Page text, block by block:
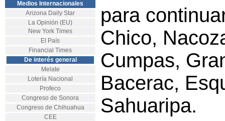
Medios Internacionales
Arizona Daily Star
La Opinión (EU)
New York Times
El País
Financial Times
De interés general
Melate
Lotería Nacional
Profeco
Congreso de Sonora
Congreso de Chihuahua
CEE
para
Chico,
Cumpas,
Bacerac,
Sahuaripa.